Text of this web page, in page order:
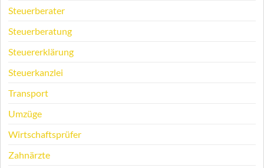
Steuerberater
Steuerberatung
Steuererklärung
Steuerkanzlei
Transport
Umzüge
Wirtschaftsprüfer
Zahnärzte